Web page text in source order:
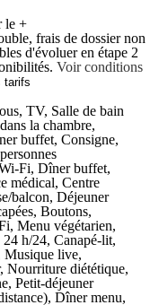
le +
frais de dossier non
d'évoluer en étape 2
Voir conditions
tarifs
TV, Salle de bain
la chambre,
buffet, Consigne,
Fi, Dîner buffet,
médical, Centre
balcon, Déjeuner
Boutons,
Menu végétarien,
h/24, Canapé-lit,
Musique live,
Nourriture diététique,
Petit-déjeuner
Dîner menu,